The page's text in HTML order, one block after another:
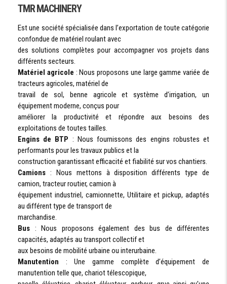
TMR MACHINERY
Est une société spécialisée dans l’exportation de toute catégorie
confondue de matériel roulant avec
des solutions complètes pour accompagner vos projets dans
différents secteurs.
Matériel agricole : Nous proposons une large gamme variée de
tracteurs agricoles, matériel de
travail de sol, benne agricole et système d’irrigation, un
équipement moderne, conçus pour
améliorer la productivité et répondre aux besoins des
exploitations de toutes tailles.
Engins de BTP : Nous fournissons des engins robustes et
performants pour les travaux publics et la
construction garantissant efficacité et fiabilité sur vos chantiers.
Camions : Nous mettons à disposition différents type de
camion, tracteur routier, camion à
équipement industriel, camionnette, Utilitaire et pickup, adaptés
au différent type de transport de
marchandise.
Bus : Nous proposons également des bus de différentes
capacités, adaptés au transport collectif et
aux besoins de mobilité urbaine ou interurbaine.
Manutention : Une gamme complète d’équipement de
manutention telle que, chariot télescopique,